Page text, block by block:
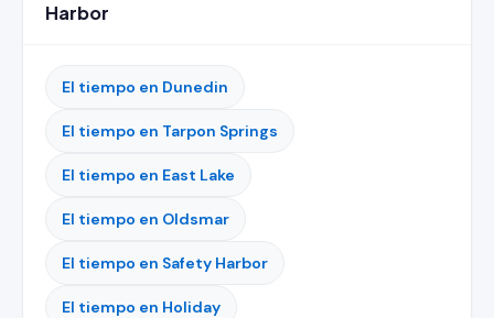
Harbor
El tiempo en Dunedin
El tiempo en Tarpon Springs
El tiempo en East Lake
El tiempo en Oldsmar
El tiempo en Safety Harbor
El tiempo en Holiday